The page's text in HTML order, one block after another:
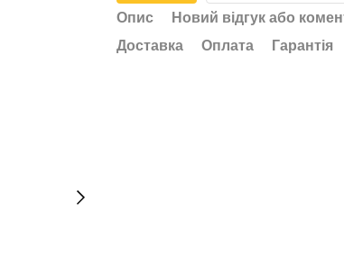
Опис
Новий відгук або
Доставка
Оплата Гарантія